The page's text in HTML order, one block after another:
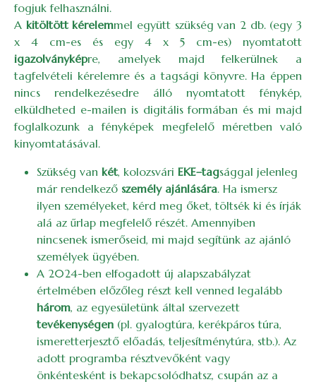
fogjuk felhasználni.
A kitöltött kérelemmel együtt szükség van 2 db. (egy 3
x 4 cm-es és egy 4 x 5 cm-es) nyomtatott
igazolványképre, amelyek majd felkerülnek a
tagfelvételi kérelemre és a tagsági könyvre. Ha éppen
nincs rendelkezésedre álló nyomtatott fénykép,
elküldheted e-mailen is digitális formában és mi majd
foglalkozunk a fényképek megfelelő méretben való
kinyomtatásával.
Szükség van két, kolozsvári EKE–tagsággal jelenleg
már rendelkező személy ajánlására. Ha ismersz
ilyen személyeket, kérd meg őket, töltsék ki és írják
alá az űrlap megfelelő részét. Amennyiben
nincsenek ismerőseid, mi majd segítünk az ajánló
személyek ügyében.
A 2024-ben elfogadott új alapszabályzat
értelmében előzőleg részt kell venned legalább
három, az egyesületünk által szervezett
tevékenységen (pl. gyalogtúra, kerékpáros túra,
ismeretterjesztő előadás, teljesítménytúra, stb.). Az
adott programba résztvevőként vagy
önkéntesként is bekapcsolódhatsz, csupán az a